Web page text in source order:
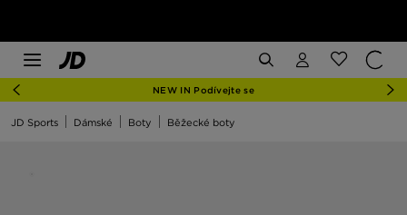
NEW IN Podívejte se
JD Sports Dámské Boty Běžecké boty